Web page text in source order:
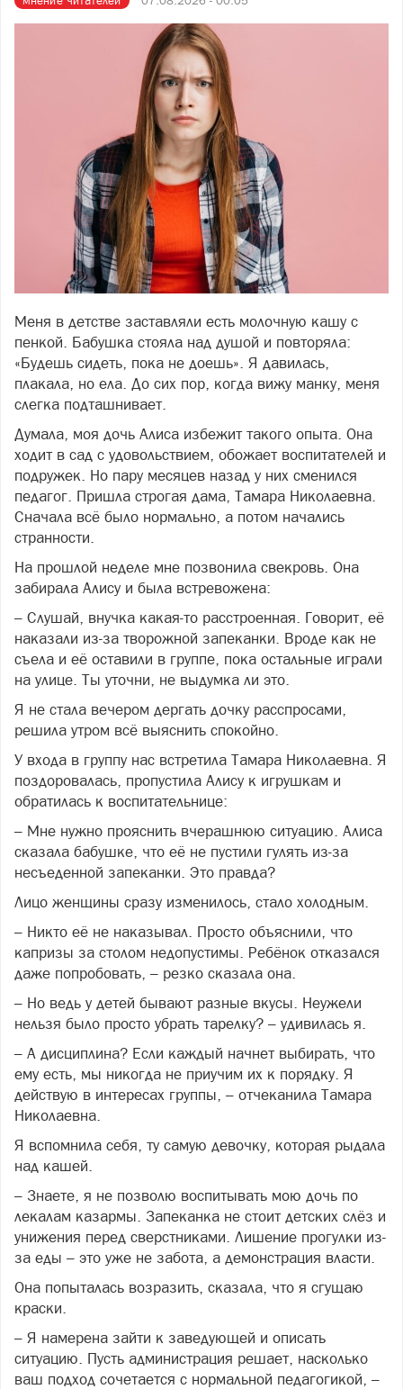
Фото freepik.com
Меня в детстве заставляли есть молочную кашу с
пенкой. Бабушка стояла над душой и повторяла:
«Будешь сидеть, пока не доешь». Я давилась,
плакала, но ела. До сих пор, когда вижу манку, меня
слегка подташнивает.
Думала, моя дочь Алиса избежит такого опыта. Она
ходит в сад с удовольствием, обожает воспитателей и
подружек. Но пару месяцев назад у них сменился
педагог. Пришла строгая дама, Тамара Николаевна.
Сначала всё было нормально, а потом начались
странности.
На прошлой неделе мне позвонила свекровь. Она
забирала Алису и была встревожена:
– Слушай, внучка какая-то расстроенная. Говорит, её
наказали из-за творожной запеканки. Вроде как не
съела и её оставили в группе, пока остальные играли
на улице. Ты уточни, не выдумка ли это.
Я не стала вечером дергать дочку расспросами,
решила утром всё выяснить спокойно.
У входа в группу нас встретила Тамара Николаевна. Я
поздоровалась, пропустила Алису к игрушкам и
обратилась к воспитательнице:
– Мне нужно прояснить вчерашнюю ситуацию. Алиса
сказала бабушке, что её не пустили гулять из-за
несъеденной запеканки. Это правда?
Лицо женщины сразу изменилось, стало холодным.
– Никто её не наказывал. Просто объяснили, что
капризы за столом недопустимы. Ребёнок отказался
даже попробовать, – резко сказала она.
– Но ведь у детей бывают разные вкусы. Неужели
нельзя было просто убрать тарелку? – удивилась я.
– А дисциплина? Если каждый начнет выбирать, что
ему есть, мы никогда не приучим их к порядку. Я
действую в интересах группы, – отчеканила Тамара
Николаевна.
Я вспомнила себя, ту самую девочку, которая рыдала
над кашей.
– Знаете, я не позволю воспитывать мою дочь по
лекалам казармы. Запеканка не стоит детских слёз и
унижения перед сверстниками. Лишение прогулки из-
за еды – это уже не забота, а демонстрация власти.
Она попыталась возразить, сказала, что я сгущаю
краски.
– Я намерена зайти к заведующей и описать
ситуацию. Пусть администрация решает, насколько
ваш подход сочетается с нормальной педагогикой, –